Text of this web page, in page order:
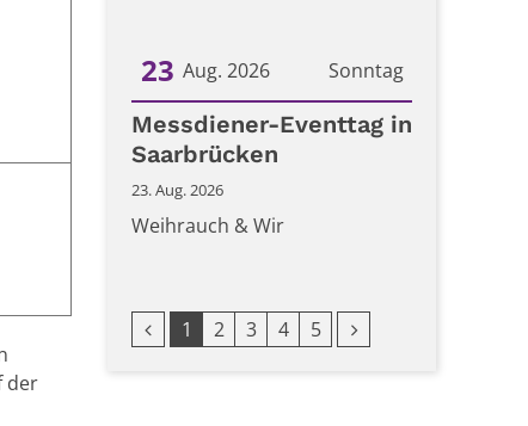
der
Sonntag
23 Aug. 2026
Datum: 23. August 2026
Messdiener-Eventtag in
Saarbrücken
23. Aug. 2026
Weihrauch & Wir
Vorherige Seite
1 2 3 4 5 Nächste Seite